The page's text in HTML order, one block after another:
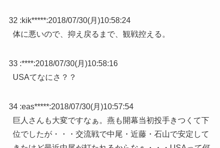
32 :kik*****:2018/07/30(月)10:58:24
体に悪いので、抑え戻るまで、観戦控える。
33 :****:2018/07/30(月)10:58:16
USAてなにさ？？
34 :eas*****:2018/07/30(月)10:57:54
巨人さんも大変ですなぁ。燕も開幕当初投手きつくて下
位でしたが・・・交流戦で中尾・近藤・石山で安定して